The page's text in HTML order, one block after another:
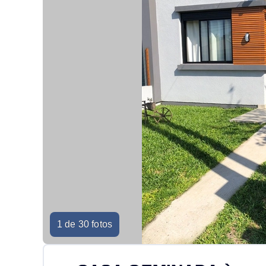
1 de 30 fotos